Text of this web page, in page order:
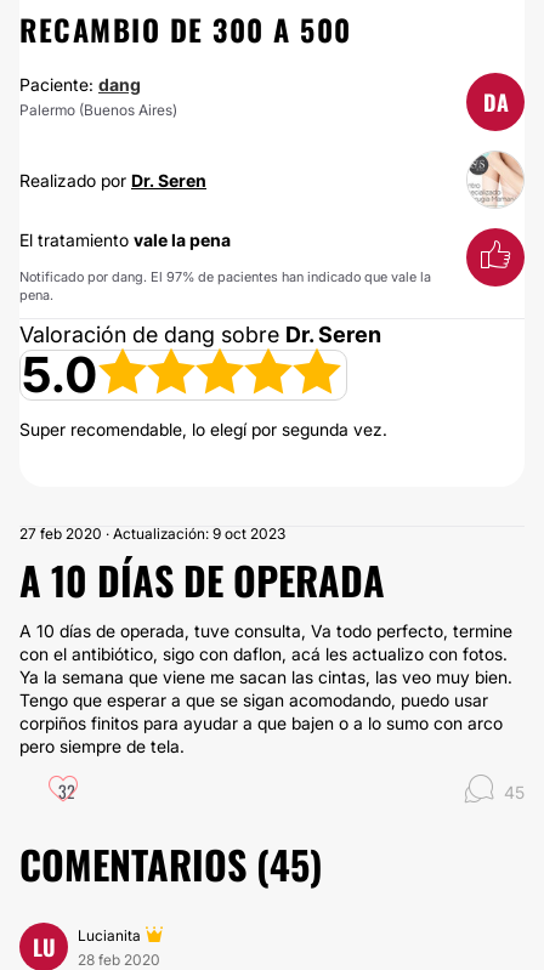
RECAMBIO DE 300 A 500
Paciente: dang
Palermo (Buenos Aires) DA
Realizado por Dr. Seren
El tratamiento vale la pena
Notificado por dang. El 97% de pacientes han indicado que vale la
pena.
Valoración de dang sobre Dr. Seren
5.0
Super recomendable, lo elegí por segunda vez.
27 feb 2020 · Actualización: 9 oct 2023
A 10 DÍAS DE OPERADA
A 10 días de operada, tuve consulta, Va todo perfecto, termine
con el antibiótico, sigo con daflon, acá les actualizo con fotos.
Ya la semana que viene me sacan las cintas, las veo muy bien.
Tengo que esperar a que se sigan acomodando, puedo usar
corpiños finitos para ayudar a que bajen o a lo sumo con arco
pero siempre de tela.
32 45
COMENTARIOS (45)
LU
Lucianita
28 feb 2020